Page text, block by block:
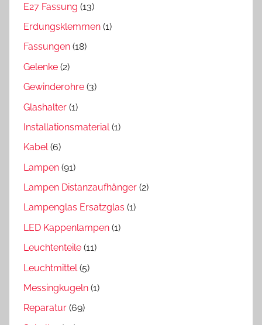
E27 Fassung (13)
Erdungsklemmen (1)
Fassungen (18)
Gelenke (2)
Gewinderohre (3)
Glashalter (1)
Installationsmaterial(1)
Kabel(6)
Lampen (91)
Lampen Distanzaufhänger (2)
Lampenglas Ersatzglas (1)
LED Kappenlampen (1)
Leuchtenteile (11)
Leuchtmittel (5)
Messingkugeln (1)
Reparatur (69)